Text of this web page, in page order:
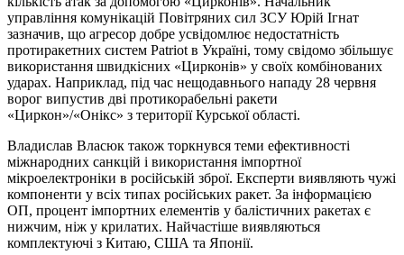
управління комунікацій Повітряних сил ЗСУ Юрій Ігнат
зазначив, що агресор добре усвідомлює недостатність
протиракетних систем Patriot в Україні, тому свідомо збільшує
використання швидкісних «Цирконів» у своїх комбінованих
ударах. Наприклад, під час нещодавнього нападу 28 червня
ворог випустив дві протикорабельні ракети
«Циркон»/«Онікс» з території Курської області.
Владислав Власюк також торкнувся теми ефективності
міжнародних санкцій і використання імпортної
мікроелектроніки в російській зброї. Експерти виявляють чужі
компоненти у всіх типах російських ракет. За інформацією
ОП, процент імпортних елементів у балістичних ракетах є
нижчим, ніж у крилатих. Найчастіше виявляються
комплектуючі з Китаю, США та Японії.